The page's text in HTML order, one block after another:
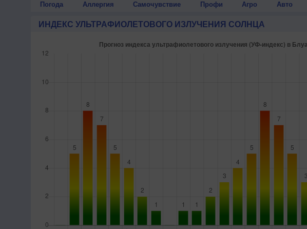
Погода Аллергия Самочувствие Профи Агро Авто
ИНДЕКС УЛЬТРАФИОЛЕТОВОГО ИЗЛУЧЕНИЯ СОЛНЦА